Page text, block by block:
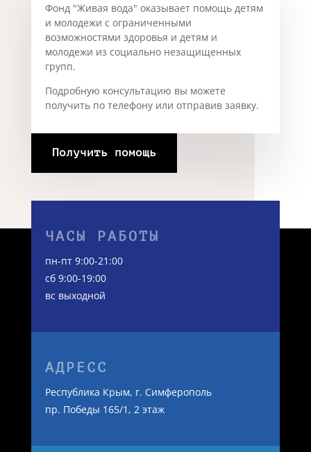
Фонд "Живая вода" оказывает помощь детям
и молодежи с ограниченными
возможностями здоровья и детям и
молодежи из социально незащищенных
групп.
Подробную консультацию вы можете
получить по телефону или отправив заявку.
Получить помощь
ЧАСЫ РАБОТЫ
пн-пт 9:00-21:00
сб 9:00-19:00
вс выходной
АДРЕСС
Республика Крым, г. Симферополь
пр. Победы 165/1, 2 этаж